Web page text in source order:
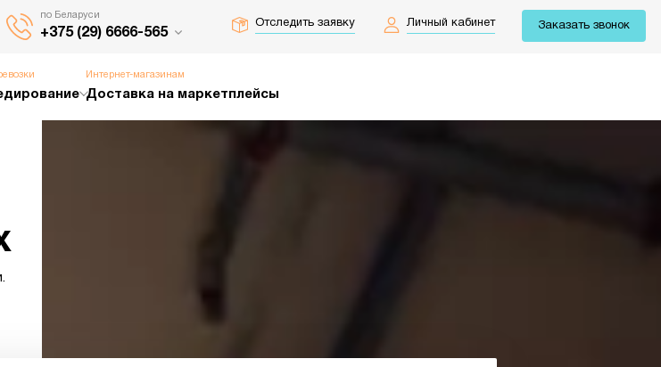
по Беларуси
+375 (29) 6666-565
Отследить заявку Личный кабинет Заказать звонок
Интернет-магазинам
Доставка на маркетплейсы